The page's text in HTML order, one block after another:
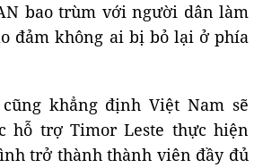
bao trùm với người dân làm
đảm không ai bị bỏ lại ở phía
khẳng định Việt Nam sẽ
hỗ trợ Timor Leste thực hiện
trở thành thành viên đầy đủ